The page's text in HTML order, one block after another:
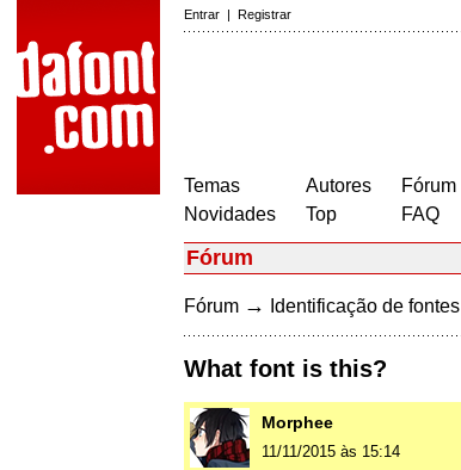
Entrar | Registrar
Temas
Novidades
Autores
Top
Fórum
FAQ
Fórum
Fórum → Identificação de fontes
What font is this?
Morphee
11/11/2015 às 15:14